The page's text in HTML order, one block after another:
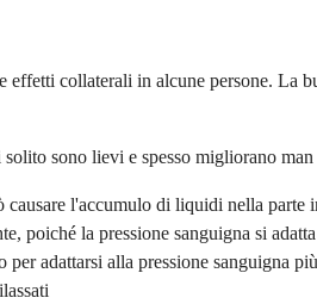
collaterali in alcune persone. La
sono lievi e spesso migliorano
causare l'accumulo di liquidi nella parte
poiché la pressione sanguigna si adatta
adattarsi alla pressione sanguigna